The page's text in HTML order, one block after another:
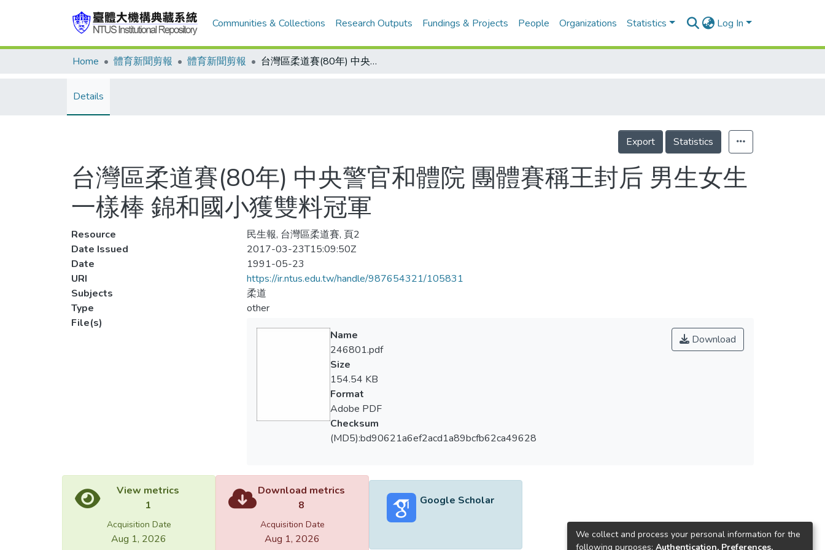
Communities & Collections Research Outputs Fundings & Projects People Organizations Statistics Log In
Home 體育新聞剪報 體育新聞剪報 台灣區柔道賽(80年) 中央警官和體院 團體賽稱王封后 男生女生一樣棒 錦和國小獲雙料冠軍
Details
Export Statistics
台灣區柔道賽(80年) 中央警官和體院 團體賽稱王封后 男生女生
一樣棒 錦和國小獲雙料冠軍
Resource
民生報, 台灣區柔道賽, 頁2
Date Issued
2017-03-23T15:09:50Z
Date
1991-05-23
URI
https://ir.ntus.edu.tw/handle/987654321/105831
Subjects
柔道
Type
other
File(s)
Download
Name
246801.pdf
Size
154.54 KB
Format
Adobe PDF
Checksum
(MD5):bd90621a6ef2acd1a89bcfb62ca49628
View metrics
1
Acquisition Date
Aug 1, 2026
Download metrics
8
Acquisition Date
Aug 1, 2026
Google Scholar
We collect and process your personal information for the
following purposes: Authentication, Preferences,